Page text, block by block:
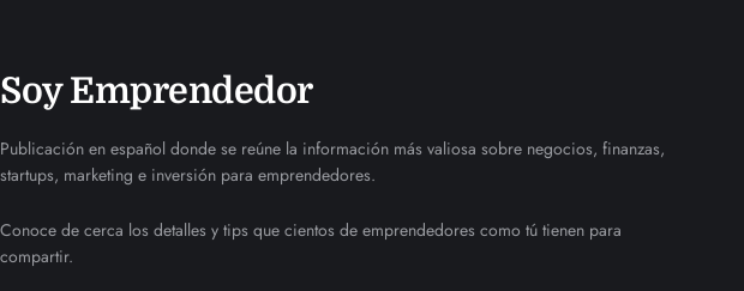
Soy Emprendedor
Publicación en español donde se reúne la información más valiosa sobre negocios, finanzas,
startups, marketing e inversión para emprendedores.
Conoce de cerca los detalles y tips que cientos de emprendedores como tú tienen para
compartir.